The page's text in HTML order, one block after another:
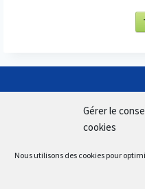
Gérer le
cookies
Nous utilisons des cookies pour